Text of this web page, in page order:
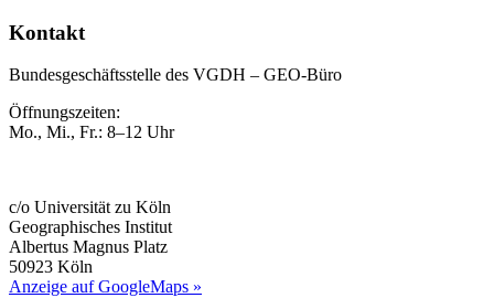
Kontakt
Bundesgeschäftsstelle des VGDH – GEO-Büro
Öffnungszeiten:
Mo., Mi., Fr.: 8–12 Uhr
c/o Universität zu Köln
Geographisches Institut
Albertus Magnus Platz
50923 Köln
Anzeige auf GoogleMaps »